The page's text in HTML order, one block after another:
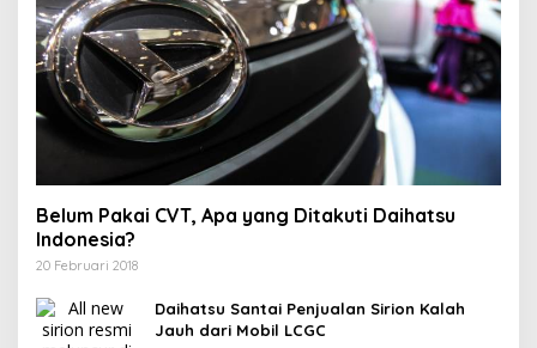
Belum Pakai CVT, Apa yang Ditakuti Daihatsu
Indonesia?
20 Februari 2018
Daihatsu Santai Penjualan Sirion Kalah
Jauh dari Mobil LCGC